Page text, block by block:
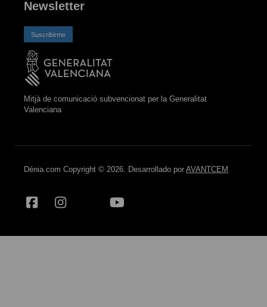
Newsletter
Suscribirme
Mitjà de comunicació subvencionat per la Generalitat
Valenciana
Dénia.com Copyright © 2026. Desarrollado por AVANTCEM